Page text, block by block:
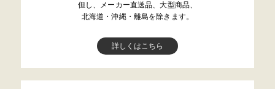
但し、メーカー直送品、大型商品、
北海道・沖縄・離島を除きます。
詳しくはこちら